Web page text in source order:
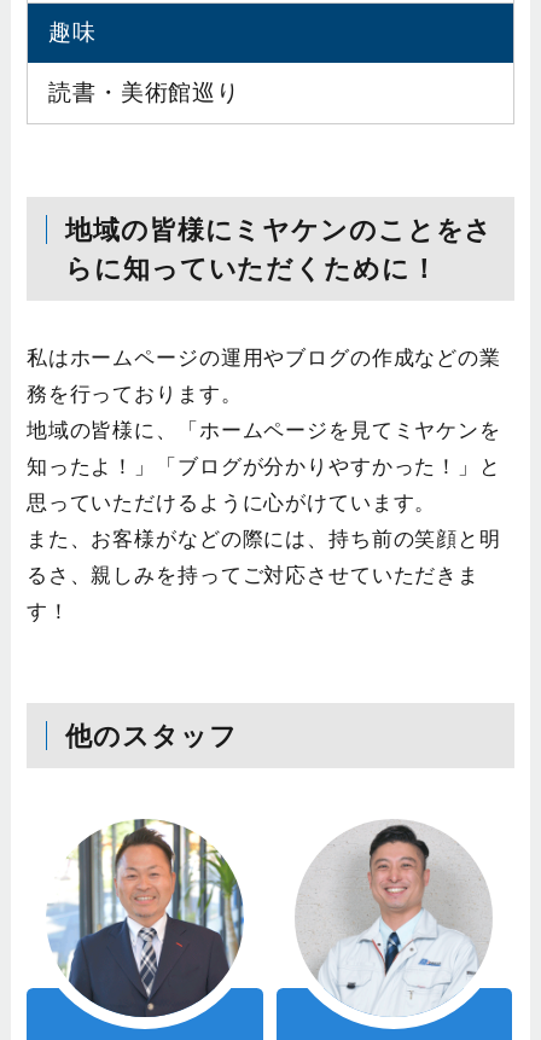
趣味
読書・美術館巡り
地域の皆様にミヤケンのことをさ
らに知っていただくために！
私はホームページの運用やブログの作成などの業
務を行っております。
地域の皆様に、「ホームページを見てミヤケンを
知ったよ！」「ブログが分かりやすかった！」と
思っていただけるように心がけています。
また、お客様がなどの際には、持ち前の笑顔と明
るさ、親しみを持ってご対応させていただきま
す！
他のスタッフ